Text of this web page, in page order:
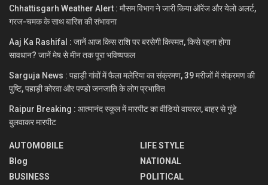
Chhattisgarh Weather Alert : मौसम विभाग ने जारी किया ऑरेंज और येलो अलर्ट,
गरज-चमक के साथ बारिश की संभावना
Aaj Ka Rashifal : जानें आज किस राशि पर बरसेगी किस्मत, किसे रहना होगा
सावधान? जानें मेष से मीन तक पूरा भविष्यफल
Sarguja News : पहाड़ी गांवों में फैला मलेरिया का संक्रमण, 39 मरीजों में संक्रमण की
पुष्टि, पहाड़ी कोरवा और पण्डो जनजाति के लोग प्रभावित
Raipur Breaking : आत्मानंद स्कूल में मारपीट का वीडियो वायरल, बाहर से गुंडे
बुलवाकर मारपीट
AUTOMOBILE
Blog
BUSINESS
LIFE STYLE
NATIONAL
POLITICAL